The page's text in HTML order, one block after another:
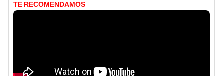
TE RECOMENDAMOS